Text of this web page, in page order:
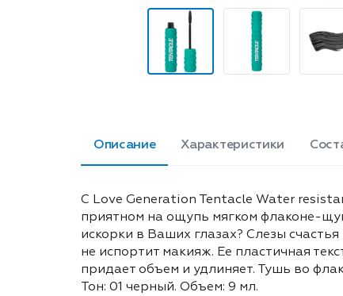
Описание Характеристики
С Love Generation Tentacle Water
приятном на ощупь мягком флаконе-
искорки в Ваших глазах? Слезы
не испортит макияж. Ее пластичная
придает объем и удлиняет. Тушь во
Тон: 01 черный. Объем: 9 мл.